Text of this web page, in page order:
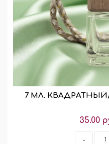
7 МЛ.
35.00
-